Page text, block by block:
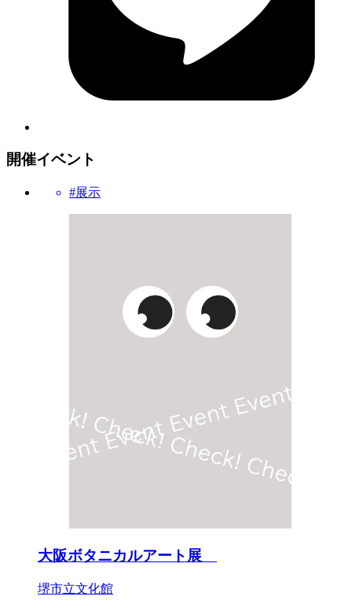
開催イベント
#展示
大阪ボタニカルアート展
堺市立文化館